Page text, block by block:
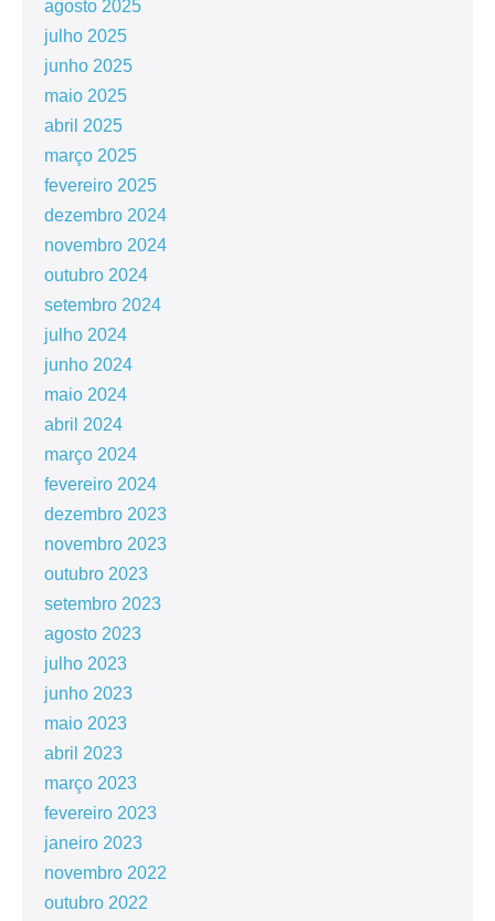
agosto 2025
julho 2025
junho 2025
maio 2025
abril 2025
março 2025
fevereiro 2025
dezembro 2024
novembro 2024
outubro 2024
setembro 2024
julho 2024
junho 2024
maio 2024
abril 2024
março 2024
fevereiro 2024
dezembro 2023
novembro 2023
outubro 2023
setembro 2023
agosto 2023
julho 2023
junho 2023
maio 2023
abril 2023
março 2023
fevereiro 2023
janeiro 2023
novembro 2022
outubro 2022